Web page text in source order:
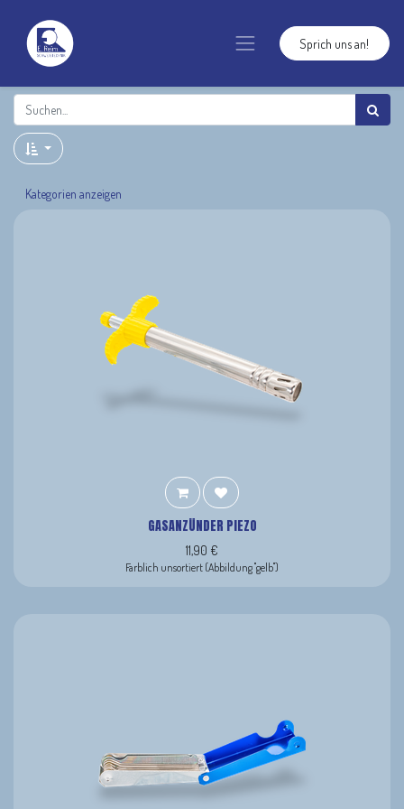
Sprich uns an!
Kategorien anzeigen
GASANZÜNDER PIEZO
11,90 €
Farblich unsortiert (Abbildung "gelb")